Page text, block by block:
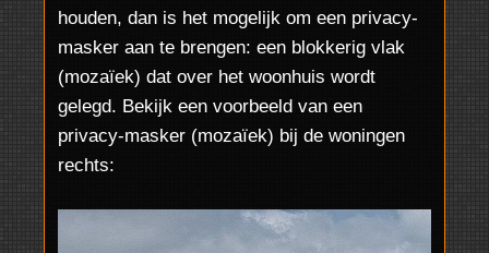
houden, dan is het mogelijk om een privacy-
masker aan te brengen: een blokkerig vlak
(mozaïek) dat over het woonhuis wordt
gelegd. Bekijk een voorbeeld van een
privacy-masker (mozaïek) bij de woningen
rechts: